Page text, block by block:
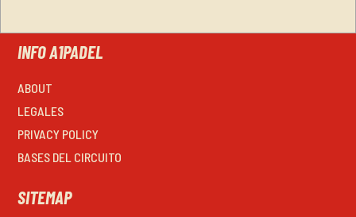
INFO A1PADEL
ABOUT
LEGALES
PRIVACY POLICY
BASES DEL CIRCUITO
SITEMAP